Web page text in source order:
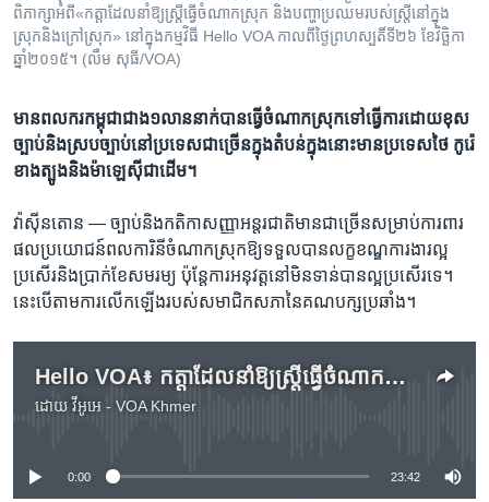
កាន់​
ទំព័រ​
ស្វែង​
ភាសា
ពិភាក្សា​អំពី​«កត្តា​ដែល​នាំ​ឱ្យ​ស្ត្រី​ធ្វើ​ចំណាកស្រុក​ និង​បញ្ហា​ប្រឈម​របស់​ស្រ្តី​នៅ​ក្នុង​
ស្រុក​និង​ក្រៅ​ស្រុក» នៅ​ក្នុង​កម្មវិធី​ Hello VOA កាល​ពី​ថ្ងៃ​ព្រហស្បតិ៍​ទី​២៦ ខែ​វិច្ឆិកា
ឆ្នាំ​២០១៥។ (លឹម សុធី/VOA)
មាន​ពលករ​កម្ពុជា​ជាង​១លាន​នាក់​បាន​ធ្វើ​ចំណាកស្រុក​ទៅ​ធ្វើ​ការ​ដោយ​ខុស
ច្បាប់​និង​ស្រប​ច្បាប់​នៅ​ប្រទេស​ជាច្រើន​ក្នុង​តំបន់​ក្នុង​នោះ​មាន​ប្រទេស​ថៃ​ កូរ៉េ​
ខាងត្បូង​​និង​ម៉ាឡេស៊ី​ជាដើម។​
វ៉ាស៊ីនតោន — ច្បាប់​និង​កតិកា​សញ្ញា​អន្តរជាតិ​មាន​ជាច្រើន​សម្រាប់​ការពារ​
ផល​ប្រយោជន៍​ពលការិនី​ចំណាកស្រុក​ឱ្យ​ទទួល​បាន​លក្ខខណ្ឌ​ការងារ​ល្អ​
ប្រសើរ​និង​ប្រាក់​ខែ​សមរម្យ ​ប៉ុន្តែ​ការ​អនុវត្ត​នៅ​មិន​ទាន់​បាន​ល្អ​ប្រសើរ​ទេ។
នេះ​បើ​តាម​ការ​លើក​ឡើង​របស់​សមាជិក​សភា​នៃ​គណបក្ស​ប្រឆាំង។​
Hello VOA៖ កត្តាដែលនាំឱ្យស្ត្រីធ្វើចំណាកស្រុក និង​បញ្ហាប្រឈមរបស់ស្រ្តីនៅក្នុងស្រុកនិងក្រៅស្រុក
ដោយវីអូអេ - VOA Khmer
0:00 23:42